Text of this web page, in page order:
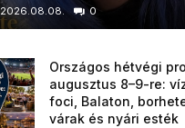
2026.08.08. 0
Országos hétvégi
augusztus 8–9-re:
foci, Balaton,
várak és nyári esték